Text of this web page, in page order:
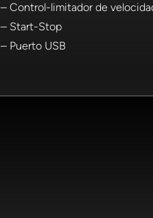
– Control-limitador de
– Start-Stop
– Puerto USB